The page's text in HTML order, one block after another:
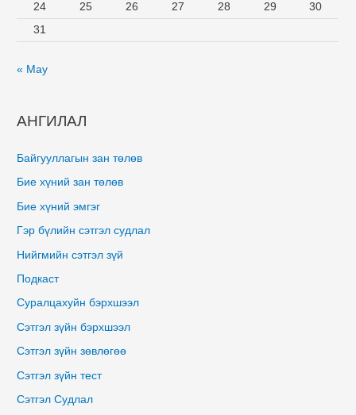
24
25 26 27 28 29
30
31
« May
АНГИЛАЛ
Байгууллагын зан төлөв
Бие хүний зан төлөв
Бие хүний эмгэг
Гэр бүлийн сэтгэл судлал
Нийгмийн сэтгэл зүй
Подкаст
Суралцахуйн бэрхшээл
Сэтгэл зүйн бэрхшээл
Сэтгэл зүйн зөвлөгөө
Сэтгэл зүйн тест
Сэтгэл Судлал